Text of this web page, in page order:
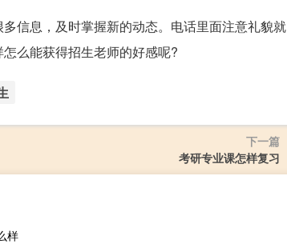
信息，及时掌握新的动态。电话里面注意礼貌就
么能获得招生老师的好感呢?
下一篇
考研专业课怎样复习
样